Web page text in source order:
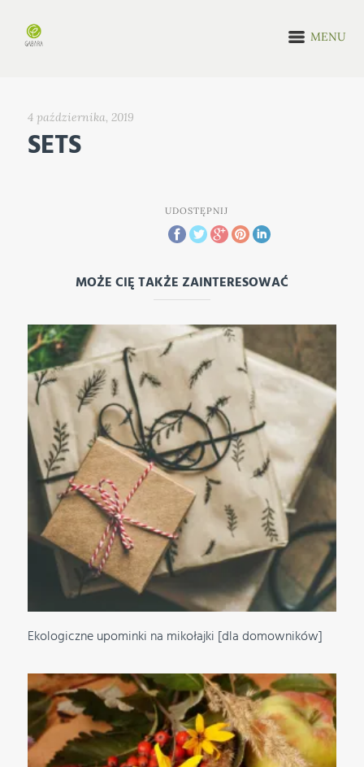
MENU
4 października, 2019
SETS
UDOSTĘPNIJ
MOŻE CIĘ TAKŻE ZAINTERESOWAĆ
Ekologiczne upominki na mikołajki [dla domowników]